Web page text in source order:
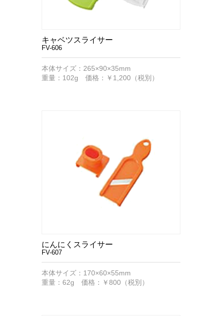
キャベツスライサー
FV-606
本体サイズ：265×90×35mm
重量：102g 価格：￥1,200（税別）
にんにくスライサー
FV-607
本体サイズ：170×60×55mm
重量：62g 価格：￥800（税別）